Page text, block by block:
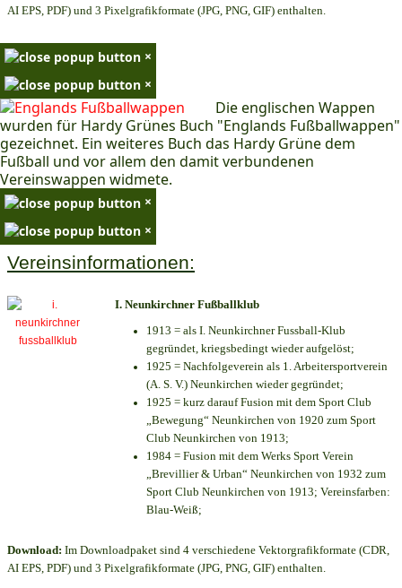
AI EPS, PDF) und 3 Pixelgrafikformate (JPG, PNG, GIF) enthalten.
×
×
Die englischen Wappen
wurden für Hardy Grünes Buch "Englands Fußballwappen"
gezeichnet. Ein weiteres Buch das Hardy Grüne dem
Fußball und vor allem den damit verbundenen
Vereinswappen widmete.
×
×
Vereinsinformationen:
I. Neunkirchner Fußballklub
1913 = als I. Neunkirchner Fussball-Klub
gegründet, kriegsbedingt wieder aufgelöst;
1925 = Nachfolgeverein als 1. Arbeitersportverein
(A. S. V.) Neunkirchen wieder gegründet;
1925 = kurz darauf Fusion mit dem Sport Club
„Bewegung“ Neunkirchen von 1920 zum Sport
Club Neunkirchen von 1913;
1984 = Fusion mit dem Werks Sport Verein
„Brevillier & Urban“ Neunkirchen von 1932 zum
Sport Club Neunkirchen von 1913; Vereinsfarben:
Blau-Weiß;
Download: Im Downloadpaket sind 4 verschiedene Vektorgrafikformate (CDR,
AI EPS, PDF) und 3 Pixelgrafikformate (JPG, PNG, GIF) enthalten.